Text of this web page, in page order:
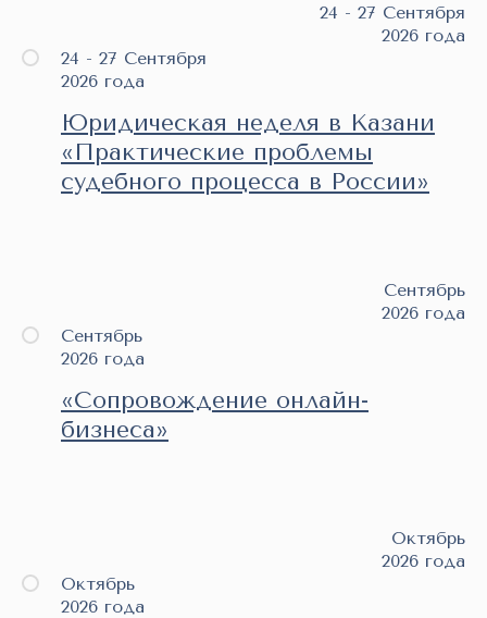
24 - 27 Сентября
2026 года
24 - 27 Сентября
2026 года
Юридическая неделя в Казани
«Практические проблемы
судебного процесса в России»
Сентябрь
2026 года
Сентябрь
2026 года
«Сопровождение онлайн-
бизнеса»
Октябрь
2026 года
Октябрь
2026 года